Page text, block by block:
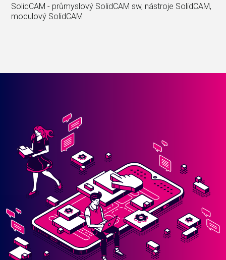
SolidCAM - průmyslový SolidCAM sw, nástroje SolidCAM,
modulový SolidCAM